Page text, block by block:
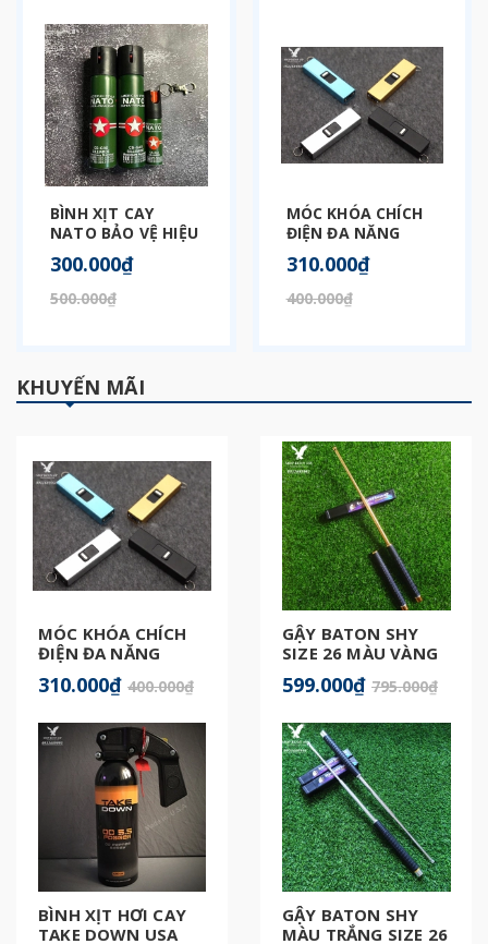
BÌNH XỊT CAY
NATO BẢO VỆ HIỆU
QUẢ
300.000₫
500.000₫
MÓC KHÓA CHÍCH
ĐIỆN ĐA NĂNG
310.000₫
400.000₫
KHUYẾN MÃI
MÓC KHÓA CHÍCH
ĐIỆN ĐA NĂNG
310.000₫ 400.000₫
BÌNH XỊT HƠI CAY
TAKE DOWN USA
GẬY BATON SHY
SIZE 26 MÀU VÀNG
599.000₫ 795.000₫
GẬY BATON SHY
MÀU TRẮNG SIZE 26